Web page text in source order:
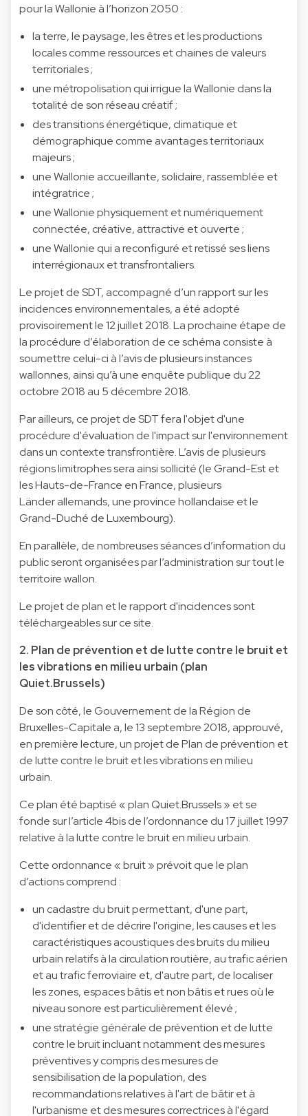
pour la Wallonie à l’horizon 2050 :
la terre, le paysage, les êtres et les productions
locales comme ressources et chaines de valeurs
territoriales ;
une métropolisation qui irrigue la Wallonie dans la
totalité de son réseau créatif ;
des transitions énergétique, climatique et
démographique comme avantages territoriaux
majeurs ;
une Wallonie accueillante, solidaire, rassemblée et
intégratrice ;
une Wallonie physiquement et numériquement
connectée, créative, attractive et ouverte ;
une Wallonie qui a reconfiguré et retissé ses liens
interrégionaux et transfrontaliers.
Le projet de SDT, accompagné d’un rapport sur les
incidences environnementales, a été adopté
provisoirement le 12 juillet 2018. La prochaine étape de
la procédure d’élaboration de ce schéma consiste à
soumettre celui-ci à l’avis de plusieurs instances
wallonnes, ainsi qu’à une enquête publique du 22
octobre 2018 au 5 décembre 2018.
Par ailleurs, ce projet de SDT fera l'objet d'une
procédure d'évaluation de l'impact sur l'environnement
dans un contexte transfrontière. L’avis de plusieurs
régions limitrophes sera ainsi sollicité (le Grand-Est et
les Hauts-de-France en France, plusieurs
Länder allemands, une province hollandaise et le
Grand-Duché de Luxembourg).
En parallèle, de nombreuses séances d’information du
public seront organisées par l’administration sur tout le
territoire wallon.
Le projet de plan et le rapport d'incidences sont
téléchargeables surce site.
2. Plan de prévention et de lutte contre le bruit et
les vibrations en milieu urbain (plan
Quiet.Brussels)
De son côté, le Gouvernement de la Région de
Bruxelles-Capitale a, le 13 septembre 2018, approuvé,
en première lecture, un projet de Plan de prévention et
de lutte contre le bruit et les vibrations en milieu
urbain.
Ce plan été baptisé « plan Quiet.Brussels » et se
fonde sur l’article 4bis de l’ordonnance du 17 juillet 1997
relative à la lutte contre le bruit en milieu urbain.
Cette ordonnance « bruit » prévoit que le plan
d’actions comprend :
un cadastre du bruit permettant, d'une part,
d'identifier et de décrire l'origine, les causes et les
caractéristiques acoustiques des bruits du milieu
urbain relatifs à la circulation routière, au trafic aérien
et au trafic ferroviaire et, d'autre part, de localiser
les zones, espaces bâtis et non bâtis et rues où le
niveau sonore est particulièrement élevé ;
une stratégie générale de prévention et de lutte
contre le bruit incluant notamment des mesures
préventives y compris des mesures de
sensibilisation de la population, des
recommandations relatives à l'art de bâtir et à
l'urbanisme et des mesures correctrices à l'égard